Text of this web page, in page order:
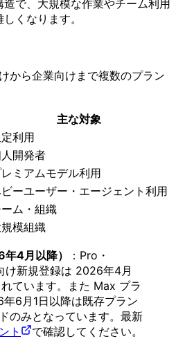
で、大規模な作業やチーム利用
くなります。
から企業向けまで複数のプラン
主な対象
利用
開発者
ミアムモデル利用
ーユーザー・エージェント利用
ム・組織
模組織
4月以降）
：Pro・
け新規登録は 2026年4月
ています。また Max プラ
6月1日以降は既存プラン
のみとなっています。最新
ト
で確認してください。